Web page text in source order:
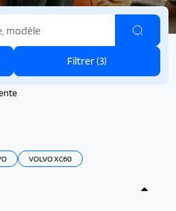
Filtrer (3)
VOLVO XC60